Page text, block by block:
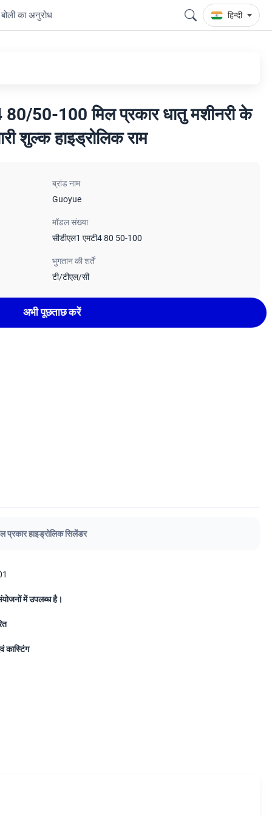
का अनुरोध हिन्दी
80/50-100 मिल प्रकार धातु मशीनरी के
शुल्क हाइड्रोलिक राम
ब्रांड नाम
Guoyue
मॉडल संख्या
सीडीएल1 एमटी4 80 50-100
भुगतान की शर्तें
टी/टीएल/सी
अभी पूछताछ करें
प्रकार हाइड्रोलिक सिलेंडर
में उपलब्ध है।
कास्टिंग